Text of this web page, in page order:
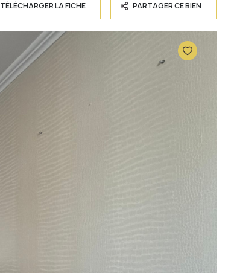
TÉLÉCHARGER LA FICHE PARTAGER CE BIEN